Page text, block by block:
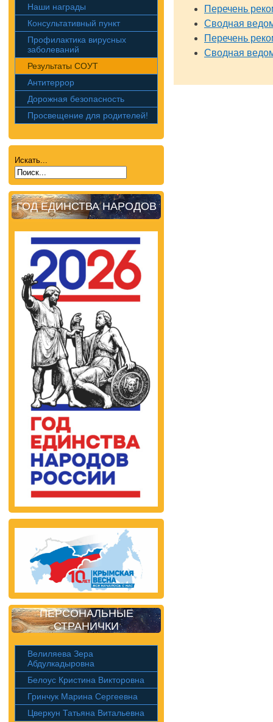
Наши награды
Консультативный пункт
Профилактика вирусных
заболеваний
Результаты СОУТ
Антитеррор
Дорожная безопасность
Просвещение для родителей!
Искать...
ГОД ЕДИНСТВА НАРОДОВ
ПЕРСОНАЛЬНЫЕ
СТРАНИЧКИ
Велиляева Зера
Абдулкадыровна
Белоус Кристина Викторовна
Гринчук Марина Сергеевна
Цверкун Татьяна Витальевна
Перечень
Сводная
Перечень
Сводная